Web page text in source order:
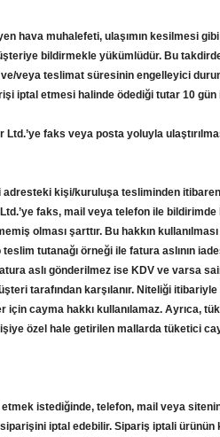
hava muhalefeti, ulaşımın kesilmesi
bildirmekle yükümlüdür. Bu
veya teslimat süresinin engelleyici
iptal etmesi halinde ödediği tutar 10
faks veya posta yoluyla
kişi/kuruluşa tesliminden
faks, mail veya telefon ile
olması şarttır. Bu hakkın
tutanağı örneği ile fatura aslının
aslı gönderilmez ise KDV ve varsa
tarafından karşılanır. Niteliği
için cayma hakkı kullanılamaz. Ayrıca,
özel hale getirilen mallarda tüketici
istediğinde, telefon, mail veya
iptal edebilir. Sipariş iptali